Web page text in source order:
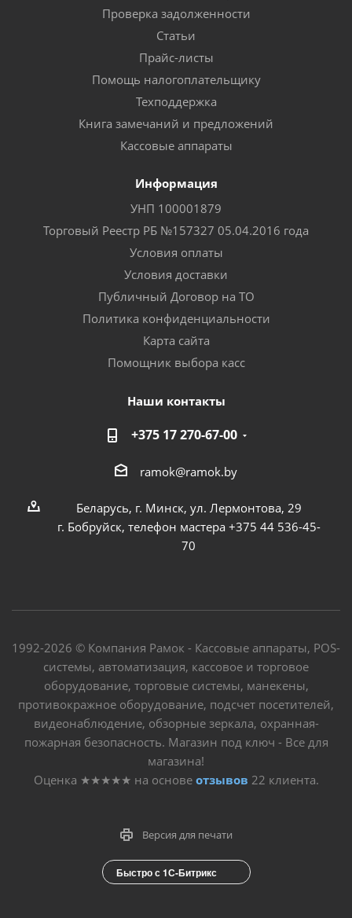
Проверка задолженности
Статьи
Прайс-листы
Помощь налогоплательщику
Техподдержка
Книга замечаний и предложений
Кассовые аппараты
Информация
УНП 100001879
Торговый Реестр РБ №157327 05.04.2016 года
Условия оплаты
Условия доставки
Публичный Договор на ТО
Политика конфиденциальности
Карта сайта
Помощник выбора касс
Наши контакты
+375 17 270-67-00
ramok@ramok.by
Беларусь, г. Минск, ул. Лермонтова, 29
г. Бобруйск, телефон мастера +375 44 536-45-
70
1992-2026 © Компания Рамок - Кассовые аппараты, POS-
системы, автоматизация, кассовое и торговое
оборудование, торговые системы, манекены,
противокражное оборудование, подсчет посетителей,
видеонаблюдение, обзорные зеркала, охранная-
пожарная безопасность. Магазин под ключ - Все для
магазина!
Оценка ★★★★★ на основе отзывов 22 клиента.
Версия для печати
Быстро с 1С-Битрикс